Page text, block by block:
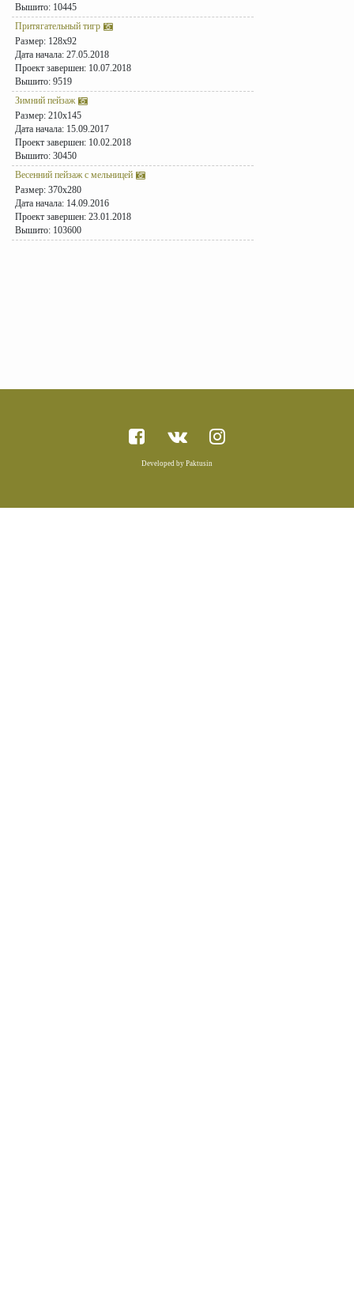
Вышито: 10445
Притягательный тигр
Размер: 128x92
Дата начала: 27.05.2018
Проект завершен: 10.07.2018
Вышито: 9519
Зимний пейзаж
Размер: 210x145
Дата начала: 15.09.2017
Проект завершен: 10.02.2018
Вышито: 30450
Весенний пейзаж с мельницей
Размер: 370x280
Дата начала: 14.09.2016
Проект завершен: 23.01.2018
Вышито: 103600
Developed by Paktusin